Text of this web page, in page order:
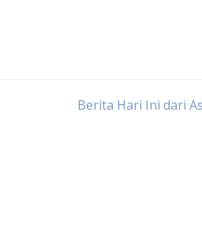
Berita Hari Ini dari